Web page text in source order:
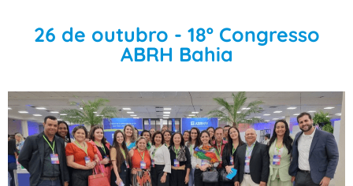
26 de outubro - 18º Congresso
ABRH Bahia